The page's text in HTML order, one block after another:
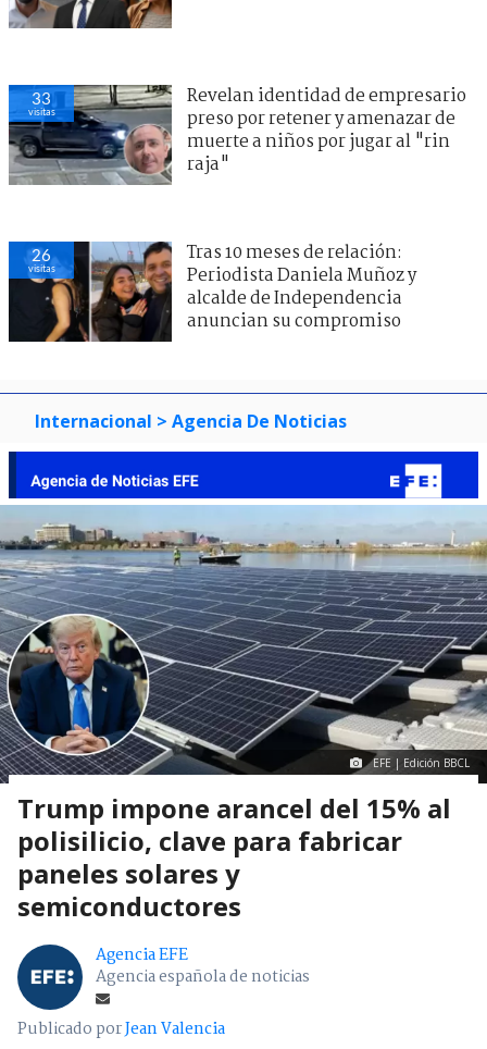
33
visitas
Revelan identidad de empresario
preso por retener y amenazar de
muerte a niños por jugar al "rin
raja"
26
visitas
Tras 10 meses de relación:
Periodista Daniela Muñoz y
alcalde de Independencia
anuncian su compromiso
Internacional > Agencia De Noticias
EFE | Edición BBCL
Trump impone arancel del 15% al
polisilicio, clave para fabricar
paneles solares y
semiconductores
Agencia EFE
Agencia española de noticias
Publicado porJean Valencia